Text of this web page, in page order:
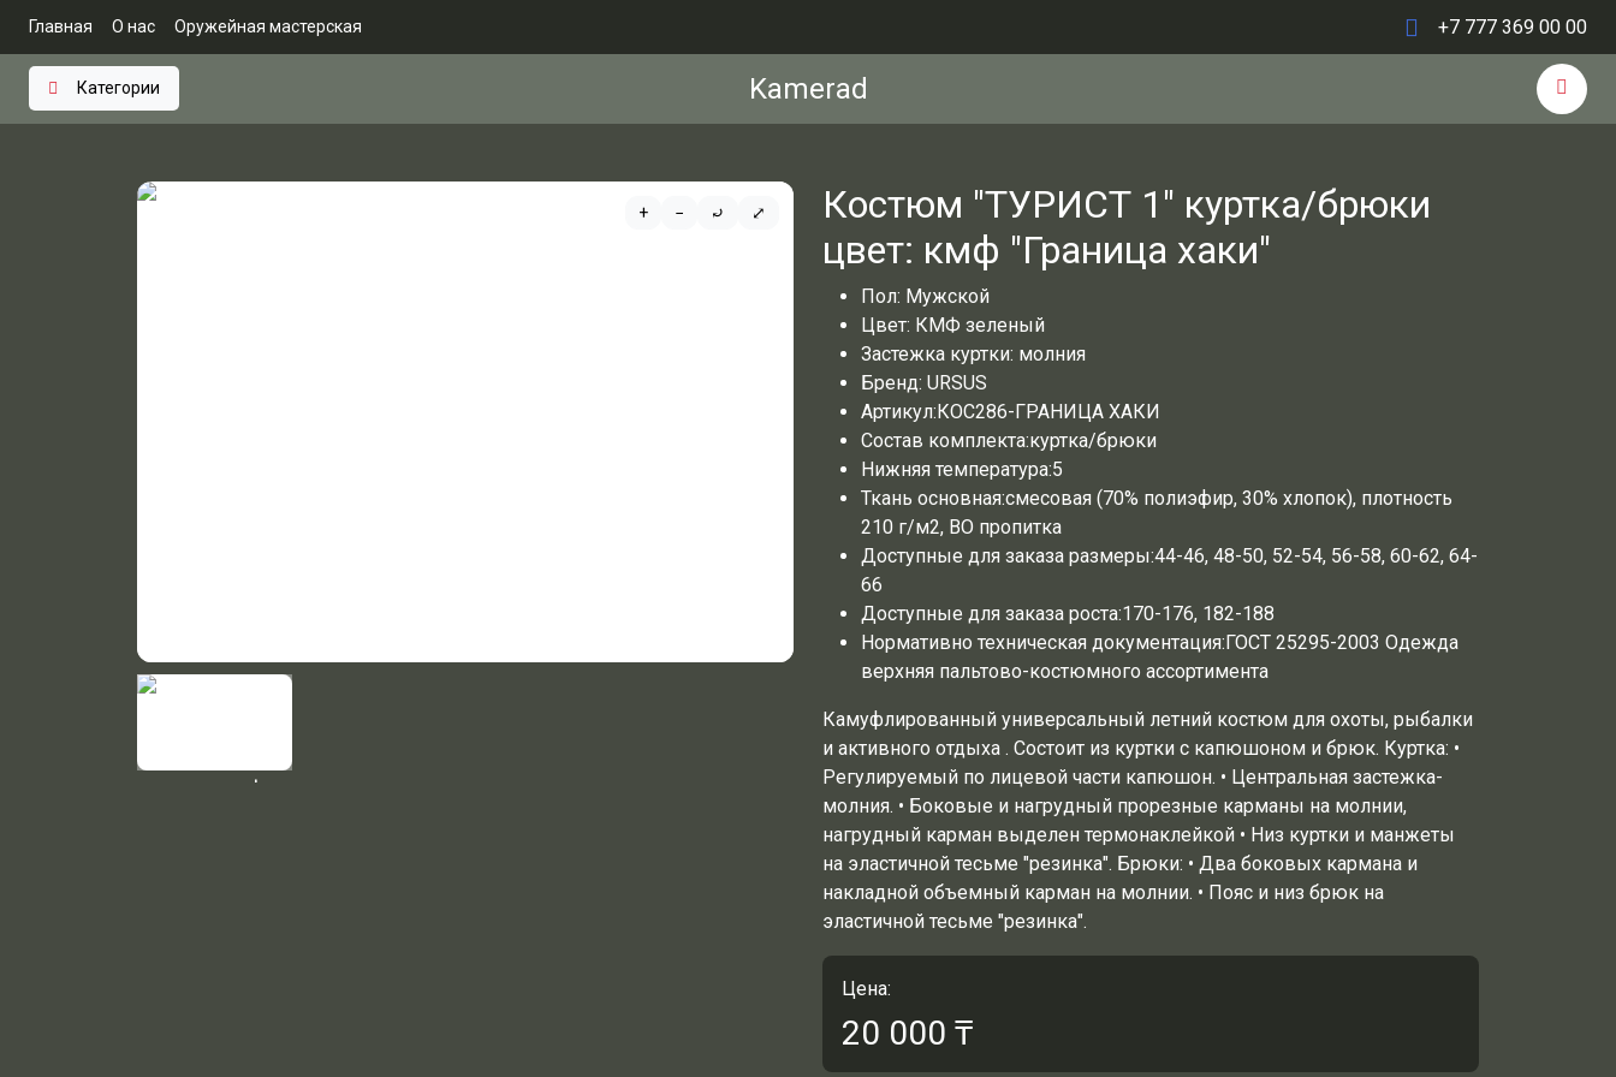
Главная О нас Оружейная мастерская +7 777 369 00 00
Категории Kamerad
+ − ⤾ ⤢
Костюм "ТУРИСТ 1" куртка/брюки
цвет: кмф "Граница хаки"
Пол: Мужской
Цвет: КМФ зеленый
Застежка куртки: молния
Бренд: URSUS
Артикул:КОС286-ГРАНИЦА ХАКИ
Состав комплекта:куртка/брюки
Нижняя температура:5
Ткань основная:смесовая (70% полиэфир, 30% хлопок), плотность
210 г/м2, ВО пропитка
Доступные для заказа размеры:44-46, 48-50, 52-54, 56-58, 60-62, 64-
66
Доступные для заказа роста:170-176, 182-188
Нормативно техническая документация:ГОСТ 25295-2003 Одежда
верхняя пальтово-костюмного ассортимента
Камуфлированный универсальный летний костюм для охоты, рыбалки
и активного отдыха . Состоит из куртки с капюшоном и брюк. Куртка: •
Регулируемый по лицевой части капюшон. • Центральная застежка-
молния. • Боковые и нагрудный прорезные карманы на молнии,
нагрудный карман выделен термонаклейкой • Низ куртки и манжеты
на эластичной тесьме "резинка". Брюки: • Два боковых кармана и
накладной объемный карман на молнии. • Пояс и низ брюк на
эластичной тесьме "резинка".
Цена:
20 000 ₸